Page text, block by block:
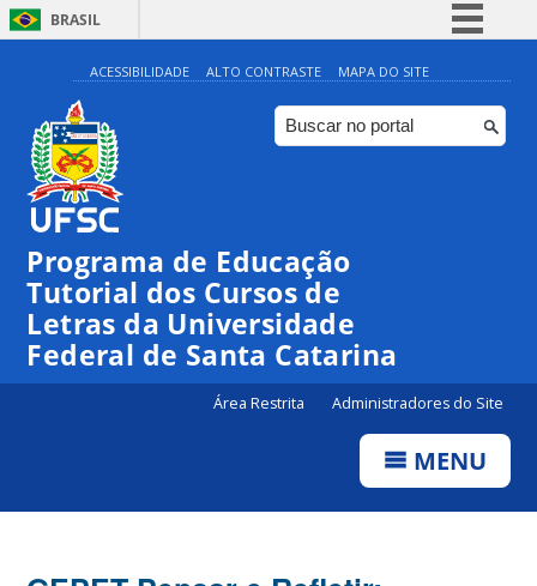
BRASIL
Simplifique!
Comunica BR
Participe
ACESSIBILIDADE ALTO CONTRASTE MAPA DO SITE
Programa de Educação
Tutorial dos Cursos de
Letras da Universidade
Federal de Santa Catarina
Área Restrita Administradores do Site
MENU